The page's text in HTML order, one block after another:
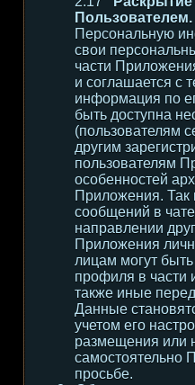
Пользователем.
Персональную
свои
части
и соглашается с
информация по
быть доступна
(пользователям
другим
пользователям
особенностей
Приложения. Так
сообщений в
направлении
Приложения
лицам могут
профиля в части
также иные
Данные
учетом его
размещения или
самостоятельно
просьбе.